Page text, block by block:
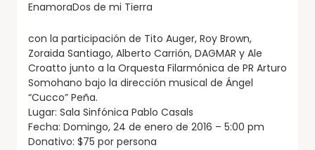
EnamoraDos de mi Tierra
con la participación de Tito Auger, Roy Brown,
Zoraida Santiago, Alberto Carrión, DAGMAR y Ale
Croatto junto a la Orquesta Filarmónica de PR Arturo
Somohano bajo la dirección musical de Ángel
“Cucco” Peña.
Lugar: Sala Sinfónica Pablo Casals
Fecha: Domingo, 24 de enero de 2016 – 5:00 pm
Donativo: $75 por persona